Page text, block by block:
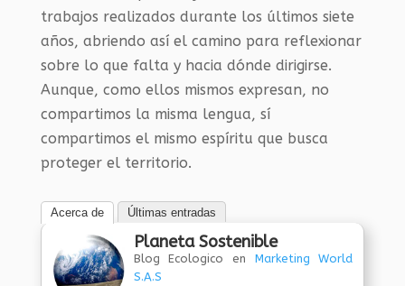
trabajos realizados durante los últimos siete
años, abriendo así el camino para reflexionar
sobre lo que falta y hacia dónde dirigirse.
Aunque, como ellos mismos expresan, no
compartimos la misma lengua, sí
compartimos el mismo espíritu que busca
proteger el territorio.
Acerca de Últimas entradas
Planeta Sostenible
Blog Ecologico en Marketing World
S.A.S